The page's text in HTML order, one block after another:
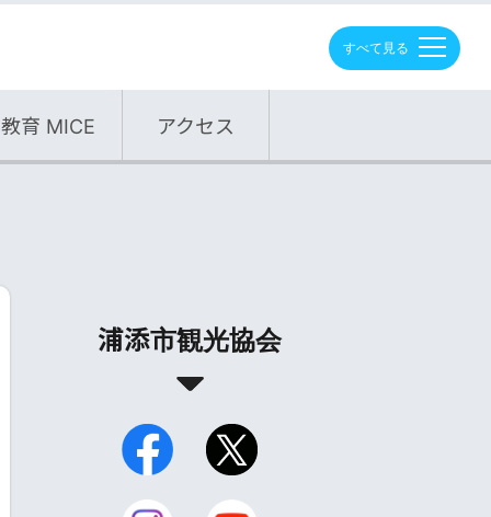
教育 MICE アクセス
E
N
浦添市観光協会